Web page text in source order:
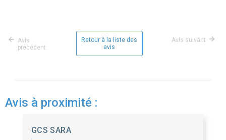
Avis
précédent
Retour à la liste des
avis
Avis suivant
Avis à proximité :
GCS SARA